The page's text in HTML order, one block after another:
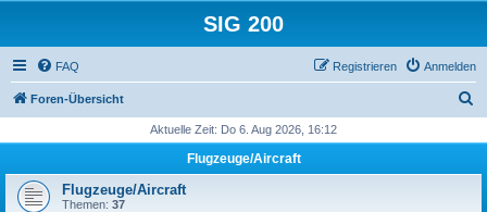
SIG 200
FAQ Anmelden
Registrieren
Foren-Übersicht
h
Aktuelle Zeit: Do 6. Aug 2026, 16:12
Flugzeuge/Aircraft
Flugzeuge/Aircraft
Themen: 37